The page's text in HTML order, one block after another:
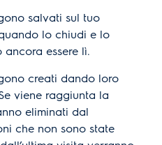
salvati sul tuo
lo chiudi e lo
essere lì.
creati dando loro
viene raggiunta la
eliminati dal
che non sono state